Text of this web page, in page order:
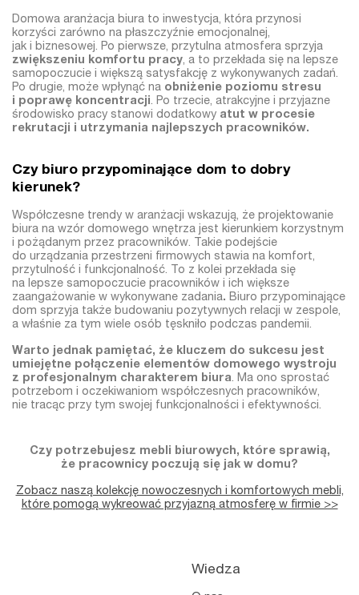
Domowa aranżacja biura to inwestycja, która przynosi
korzyści zarówno na płaszczyźnie emocjonalnej,
jak i biznesowej. Po pierwsze, przytulna atmosfera sprzyja
zwiększeniu komfortu pracy, a to przekłada się na lepsze
samopoczucie i większą satysfakcję z wykonywanych zadań.
Po drugie, może wpłynąć na obniżenie poziomu stresu
i poprawę koncentracji. Po trzecie, atrakcyjne i przyjazne
środowisko pracy stanowi dodatkowy atut w procesie
rekrutacji i utrzymania najlepszych pracowników.
Czy biuro przypominające dom to dobry
kierunek?
Współczesne trendy w aranżacji wskazują, że projektowanie
biura na wzór domowego wnętrza jest kierunkiem korzystnym
i pożądanym przez pracowników. Takie podejście
do urządzania przestrzeni firmowych stawia na komfort,
przytulność i funkcjonalność. To z kolei przekłada się
na lepsze samopoczucie pracowników i ich większe
zaangażowanie w wykonywane zadania. Biuro przypominające
dom sprzyja także budowaniu pozytywnych relacji w zespole,
a właśnie za tym wiele osób tęskniło podczas pandemii.
Warto jednak pamiętać, że kluczem do sukcesu jest
umiejętne połączenie elementów domowego wystroju
z profesjonalnym charakterem biura. Ma ono sprostać
potrzebom i oczekiwaniom współczesnych pracowników,
nie tracąc przy tym swojej funkcjonalności i efektywności.
Czy potrzebujesz mebli biurowych, które sprawią,
że pracownicy poczują się jak w domu?
Zobacz naszą kolekcję nowoczesnych i komfortowych mebli,
które pomogą wykreować przyjazną atmosferę w firmie >>
Wiedza